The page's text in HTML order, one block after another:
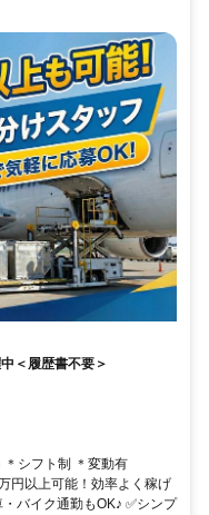
＜履歴書不要＞
シフト制 ＊変動有
円以上可能！効率よく稼げ
バイク通勤もOK♪ ✅シンプ